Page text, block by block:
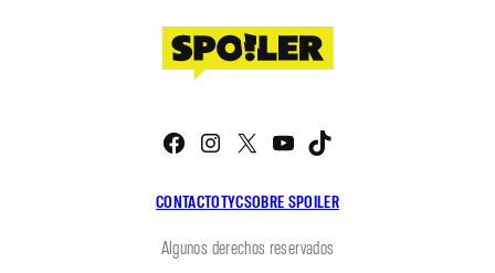
CONTACTOTYCSOBRE SPOILER
Facebook
Instagram
X YouTube
Algunos derechos reservados